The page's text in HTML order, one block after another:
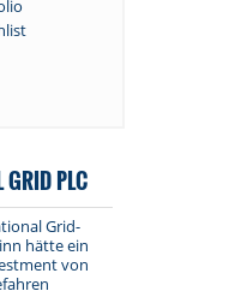
PLC
Grid-
hätte ein
von